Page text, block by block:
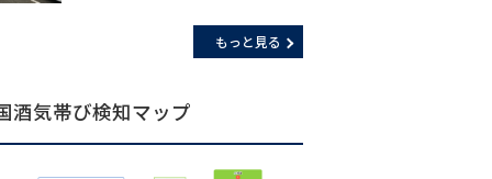
もっと見る
酒気帯び検知マップ